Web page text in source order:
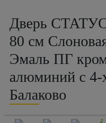
Дверь
80 см
Эмаль ПГ
алюминий с 4-
Балаково